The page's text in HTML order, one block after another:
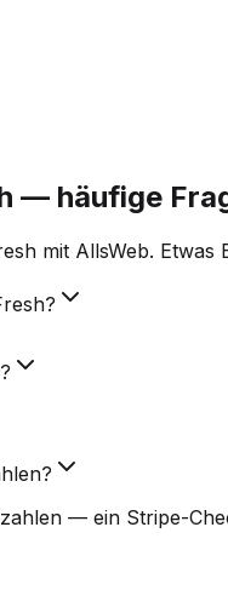
— häufige
mit AllsWeb. Etwas
— ein Stripe-